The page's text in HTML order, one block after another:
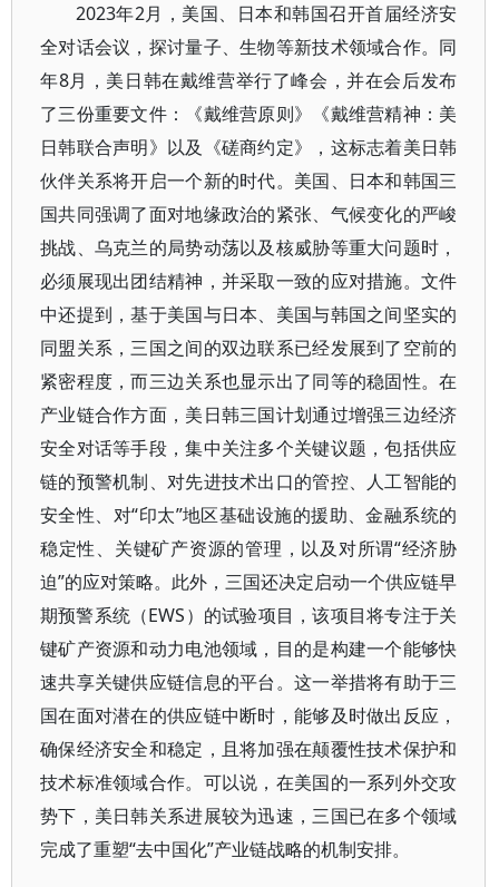
2023年2月，美国、日本和韩国召开首届经济安
全对话会议，探讨量子、生物等新技术领域合作。同
年8月，美日韩在戴维营举行了峰会，并在会后发布
了三份重要文件：《戴维营原则》《戴维营精神：美
日韩联合声明》以及《磋商约定》，这标志着美日韩
伙伴关系将开启一个新的时代。美国、日本和韩国三
国共同强调了面对地缘政治的紧张、气候变化的严峻
挑战、乌克兰的局势动荡以及核威胁等重大问题时，
必须展现出团结精神，并采取一致的应对措施。文件
中还提到，基于美国与日本、美国与韩国之间坚实的
同盟关系，三国之间的双边联系已经发展到了空前的
紧密程度，而三边关系也显示出了同等的稳固性。在
产业链合作方面，美日韩三国计划通过增强三边经济
安全对话等手段，集中关注多个关键议题，包括供应
链的预警机制、对先进技术出口的管控、人工智能的
安全性、对“印太”地区基础设施的援助、金融系统的
稳定性、关键矿产资源的管理，以及对所谓“经济胁
迫”的应对策略。此外，三国还决定启动一个供应链早
期预警系统（EWS）的试验项目，该项目将专注于关
键矿产资源和动力电池领域，目的是构建一个能够快
速共享关键供应链信息的平台。这一举措将有助于三
国在面对潜在的供应链中断时，能够及时做出反应，
确保经济安全和稳定，且将加强在颠覆性技术保护和
技术标准领域合作。可以说，在美国的一系列外交攻
势下，美日韩关系进展较为迅速，三国已在多个领域
完成了重塑“去中国化”产业链战略的机制安排。